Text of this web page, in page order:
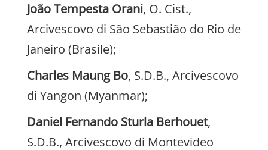
João Tempesta Orani, O. Cist.,
Arcivescovo di São Sebastião do Rio de
Janeiro (Brasile);
Charles Maung Bo, S.D.B., Arcivescovo
di Yangon (Myanmar);
Daniel Fernando Sturla Berhouet,
S.D.B., Arcivescovo di Montevideo